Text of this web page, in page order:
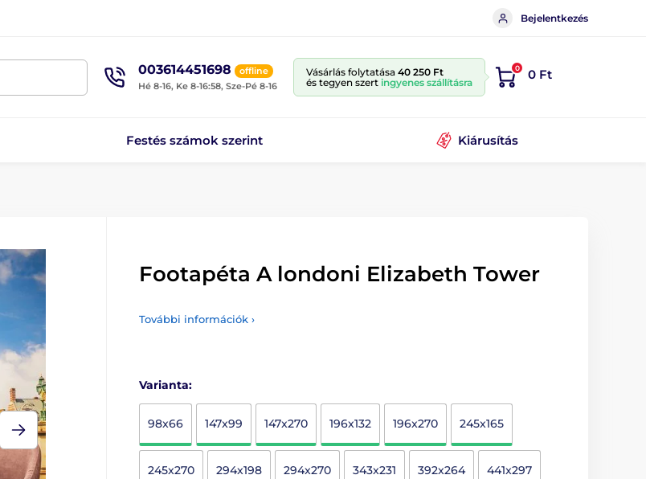
Bejelentkezés
003614451698
offline
Hé 8-16, Ke 8-16:58, Sze-Pé 8-16
Vásárlás folytatása 40 250 Ft
és tegyen szert ingyenes szállításra
0 0 Ft
Festés számok szerint Kiárusítás
Footapéta A londoni Elizabeth Tower
További információk ›
Varianta:
98x66 147x99 147x270 196x132 196x270 245x165
245x270 294x198 294x270 343x231 392x264 441x297